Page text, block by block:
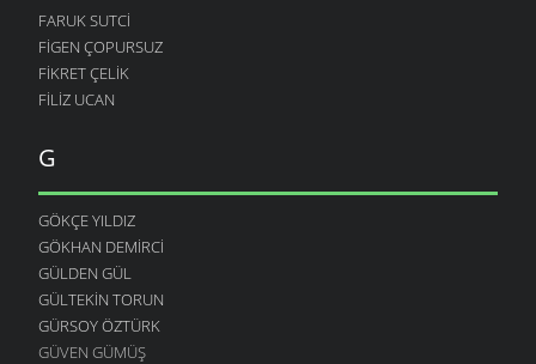
FARUK SUTCI
FIGEN ÇOPURSUZ
FIKRET ÇELIK
FILIZ UCAN
G
GÖKÇE YILDIZ
GÖKHAN DEMIRCI
GÜLDEN GÜL
GÜLTEKIN TORUN
GÜRSOY ÖZTÜRK
GÜVEN GÜMÜŞ